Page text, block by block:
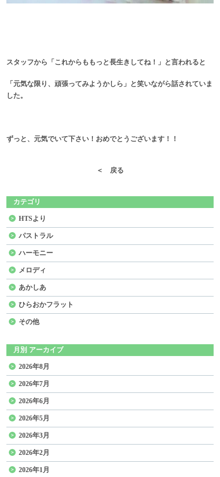
スタッフから「これからももっと長生きしてね！」と言われると
「元気な限り、頑張ってみようかしら」と笑いながら話されていま
した。
ずっと、元気でいて下さい！おめでとうございます！！
＜ 戻る
カテゴリ
HTSより
パストラル
ハーモニー
メロディ
あかしあ
ひらおかフラット
その他
月別 アーカイブ
2026年8月
2026年7月
2026年6月
2026年5月
2026年3月
2026年2月
2026年1月